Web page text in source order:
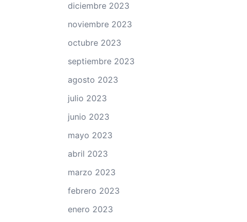
diciembre 2023
noviembre 2023
octubre 2023
septiembre 2023
agosto 2023
julio 2023
junio 2023
mayo 2023
abril 2023
marzo 2023
febrero 2023
enero 2023